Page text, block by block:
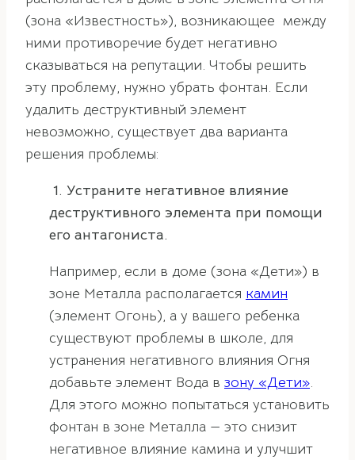
(зона «Известность»), возникающее между
ними противоречие будет негативно
сказываться на репутации. Чтобы решить
эту проблему, нужно убрать фонтан. Если
удалить деструктивный элемент
невозможно, существует два варианта
решения проблемы:
1. Устраните негативное влияние
деструктивного элемента при помощи
его антагониста.
Например, если в доме (зона «Дети») в
зоне Металла располагается камин
(элемент Огонь), а у вашего ребенка
существуют проблемы в школе, для
устранения негативного влияния Огня
добавьте элемент Вода в зону «Дети».
Для этого можно попытаться установить
фонтан в зоне Металла — это снизит
негативное влияние камина и улучшит